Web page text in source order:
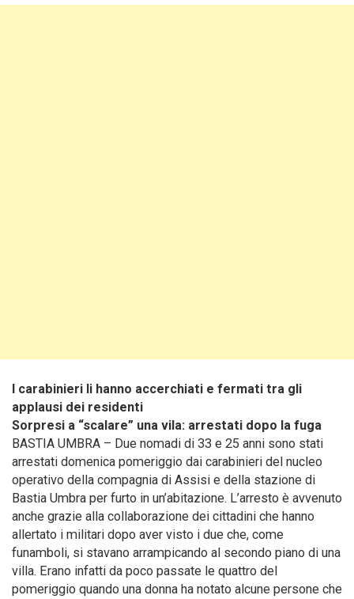
I carabinieri li hanno accerchiati e fermati tra gli
applausi dei residenti
Sorpresi a “scalare” una vila: arrestati dopo la fuga
BASTIA UMBRA – Due nomadi di 33 e 25 anni sono stati
arrestati domenica pomeriggio dai carabinieri del nucleo
operativo della compagnia di Assisi e della stazione di
Bastia Umbra per furto in un’abitazione. L’arresto è avvenuto
anche grazie alla collaborazione dei cittadini che hanno
allertato i militari dopo aver visto i due che, come
funamboli, si stavano arrampicando al secondo piano di una
villa. Erano infatti da poco passate le quattro del
pomeriggio quando una donna ha notato alcune persone che